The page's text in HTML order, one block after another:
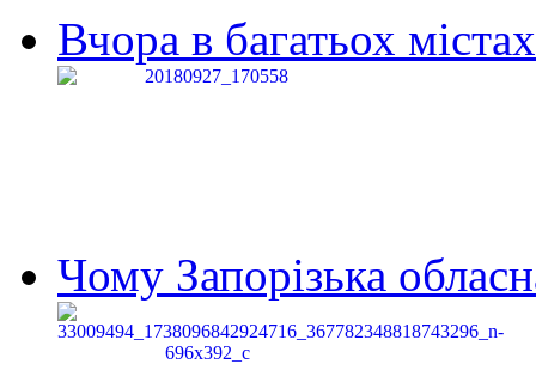
Вчора в багатьох
Чому Запорізька